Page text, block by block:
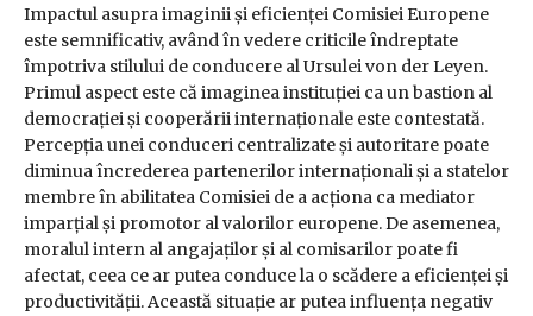
Impactul asupra imaginii și eficienței Comisiei Europene
este semnificativ, având în vedere criticile îndreptate
împotriva stilului de conducere al Ursulei von der Leyen.
Primul aspect este că imaginea instituției ca un bastion al
democrației și cooperării internaționale este contestată.
Percepția unei conduceri centralizate și autoritare poate
diminua încrederea partenerilor internaționali și a statelor
membre în abilitatea Comisiei de a acționa ca mediator
imparțial și promotor al valorilor europene. De asemenea,
moralul intern al angajaților și al comisarilor poate fi
afectat, ceea ce ar putea conduce la o scădere a eficienței și
productivității. Această situație ar putea influența negativ